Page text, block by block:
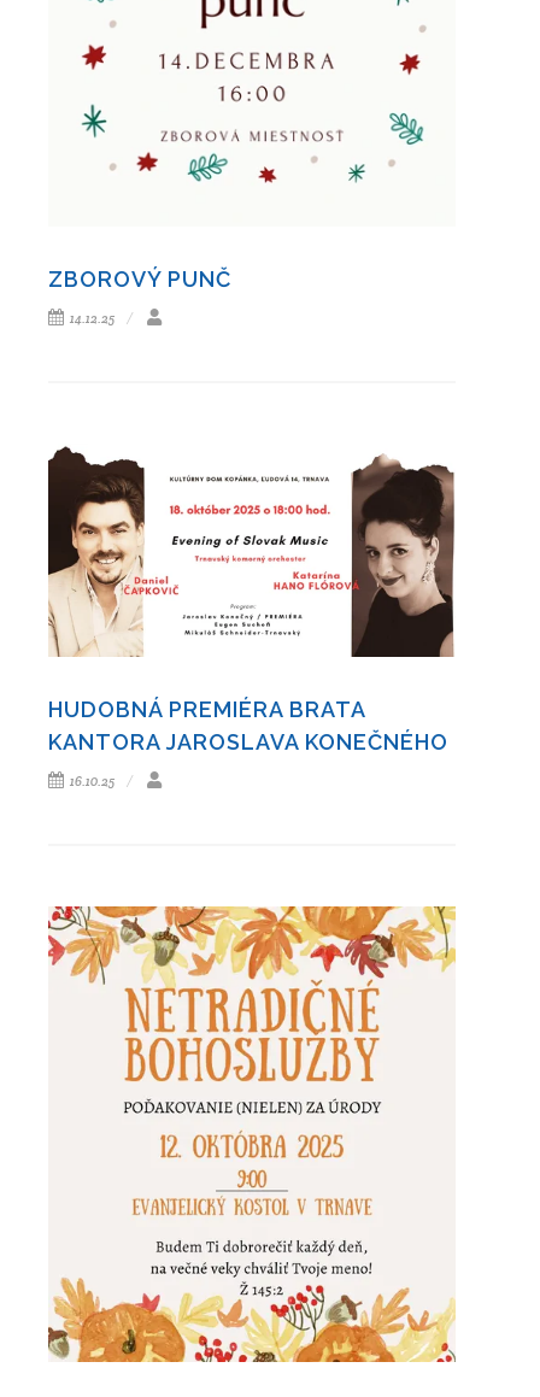
ZBOROVÝ PUNČ
14.12.25
HUDOBNÁ PREMIÉRA BRATA
KANTORA JAROSLAVA KONEČNÉHO
16.10.25